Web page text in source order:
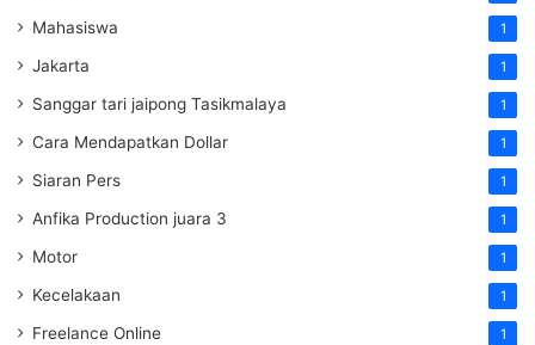
Mahasiswa 1
Jakarta 1
Sanggar tari jaipong Tasikmalaya 1
Cara Mendapatkan Dollar 1
Siaran Pers 1
Anfika Production juara 3 1
Motor 1
Kecelakaan 1
Freelance Online 1